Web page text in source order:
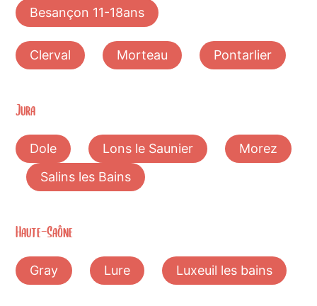
Besançon 11-18ans
Clerval Morteau Pontarlier
Jura
Dole Lons le Saunier
Morez
Salins les Bains
Haute-Saône
Gray Lure Luxeuil les bains